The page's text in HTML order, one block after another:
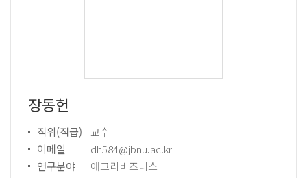
장동헌
직위(직급)
교수
이메일
dh584@jbnu.ac.kr
연구분야
애그리비즈니스